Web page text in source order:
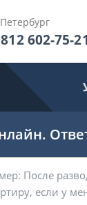
602-75-21